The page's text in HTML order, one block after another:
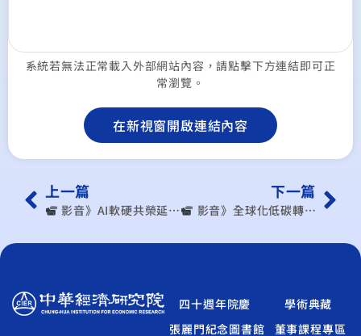
系統若無法正常載入外部網站內容，請點擊下方連結即可正
常瀏覽。
在新視窗開啟連結內容
上一篇
︎ 影音》AI軟硬共榮延續商機 國發會對明年審慎樂觀! AI帶動全年GDP破4 中經院:2025機會風險共存｜非凡財經新聞｜20241223
下一篇
︎ 影音》全球化低碳轉型與淨零排放關鍵策略 / 劉哲良 （出處：中央社）
四十週年院慶
學術典藏
張麗門紀念圖書館
董事課程專區